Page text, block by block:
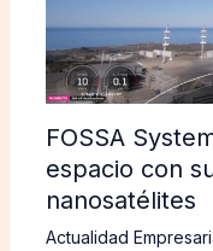
FOSSA
espacio con
nanosatélites
Actualidad